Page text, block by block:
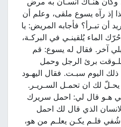
إذ رآه يسوع ملقى، وعلم أن
أن تبـرأ؟ فأجابه المريض: يا
يُلقينـي في البركـة،
آخر. فقال له يسوع: قم
برئ الرجل وحمل
سبـت. فقال اليهـود
لك ان تحمـل السـريـر.
هـو قال لي: احمل سريرك
الذي قال لك احمل
فلـم يكـن يعلـم من هو،